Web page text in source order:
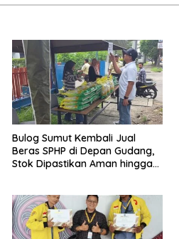
Bulog Sumut Kembali Jual
Beras SPHP di Depan Gudang,
Stok Dipastikan Aman hingga